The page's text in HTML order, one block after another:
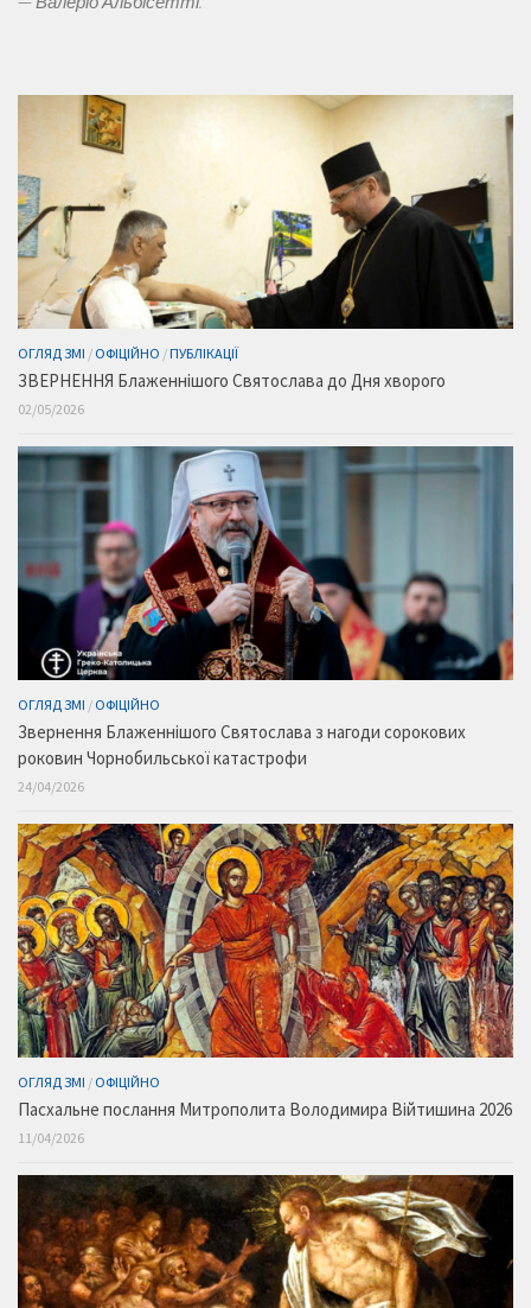
ОГЛЯД ЗМІ / ОФІЦІЙНО /ПУБЛІКАЦІЇ
ЗВЕРНЕННЯ Блаженнішого Святослава до Дня хворого
02/05/2026
ОГЛЯД ЗМІ / ОФІЦІЙНО
Звернення Блаженнішого Святослава з нагоди сорокових
роковин Чорнобильської катастрофи
24/04/2026
ОГЛЯД ЗМІ / ОФІЦІЙНО
Пасхальне послання Митрополита Володимира Війтишина 2026
11/04/2026